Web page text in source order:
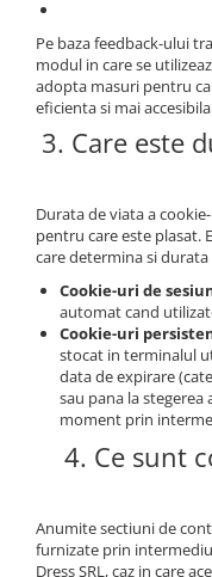
Pe baza feedback-ului
modul in care se
adopta masuri pentru
eficienta si mai
3. Care este
Durata de viata a
pentru care este plasat.
care determina si
Cookie-uri de
automat cand
Cookie-uri
stocat in terminalul
data de expirare
sau pana la
moment prin
4. Ce sunt
Anumite sectiuni de
furnizate prin
Dress SRL, caz in care